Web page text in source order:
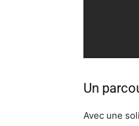
Un
Avec une